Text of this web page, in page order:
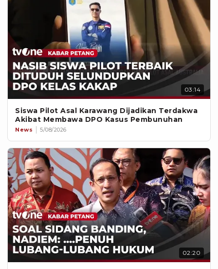
03:14
Siswa Pilot Asal Karawang Dijadikan Terdakwa
Akibat Membawa DPO Kasus Pembunuhan
News 5/08/2026
02:20